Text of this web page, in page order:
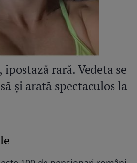
rară. Vedeta se
și arată spectaculos la